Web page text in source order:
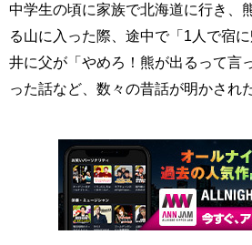
中学生の頃に家族で北海道に行き、
る山に入った際、途中で「1人で宿
井に父が「やめろ！熊が出るって言
った話など、数々の昔話が明かされた